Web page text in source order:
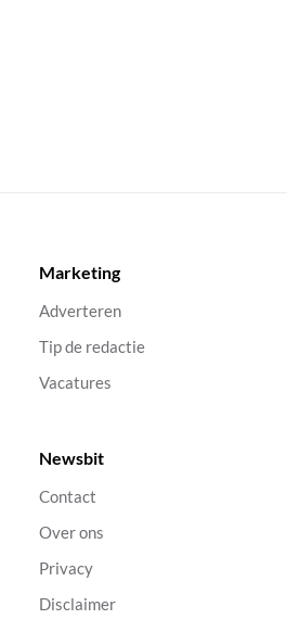
Marketing
Adverteren
Tip de redactie
Vacatures
Newsbit
Contact
Over ons
Privacy
Disclaimer